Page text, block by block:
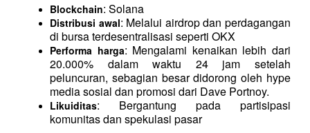
Blockchain: Solana
Distribusi awal: Melalui airdrop dan perdagangan
di bursa terdesentralisasi seperti OKX
Performa harga: Mengalami kenaikan lebih dari
20.000% dalam waktu 24 jam setelah
peluncuran, sebagian besar didorong oleh hype
media sosial dan promosi dari Dave Portnoy.
Likuiditas: Bergantung pada partisipasi
komunitas dan spekulasi pasar